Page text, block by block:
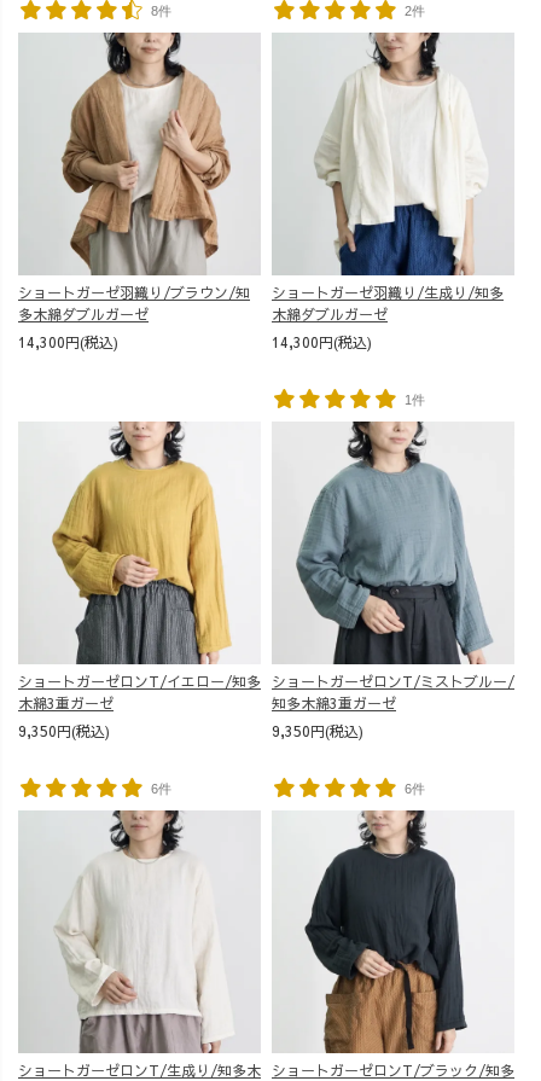
8件 2件
ショートガーゼ羽織り/ブラウン/知
多木綿ダブルガーゼ
14,300円(税込)
ショートガーゼ羽織り/生成り/知多
木綿ダブルガーゼ
14,300円(税込)
1件
ショートガーゼロンT/イエロー/知多
木綿3重ガーゼ
9,350円(税込)
6件
ショートガーゼロンT/ミストブルー/
知多木綿3重ガーゼ
9,350円(税込)
6件
ショートガーゼロンT/生成り/知多木
ショートガーゼロンT/ブラック/知多